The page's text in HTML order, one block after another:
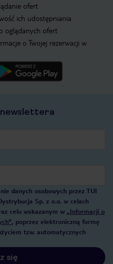
ofert
ich udostępniania
oglądanych ofert
o Twojej rezerwacji w
newslettera
danych osobowych przez TUI
Sp. z o.o. w celach
celu wskazanym w „Informacji o
, poprzez elektroniczną formę
tzw. automatycznych
się